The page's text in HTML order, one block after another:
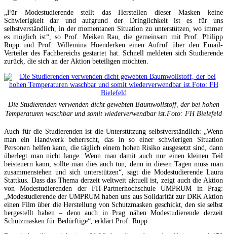
„Für Modestudierende stellt das Herstellen dieser Masken keine
Schwierigkeit dar und aufgrund der Dringlichkeit ist es für uns
selbstverständlich, in der momentanen Situation zu unterstützen, wo immer
es möglich ist“, so Prof. Meiken Rau, die gemeinsam mit Prof. Philipp
Rupp und Prof. Willemina Hoenderken einen Aufruf über den Email-
Verteiler des Fachbereichs gestartet hat. Schnell meldeten sich Studierende
zurück, die sich an der Aktion beteiligen möchten.
Die Studierenden verwenden dicht gewebten Baumwollstoff, der bei hohen
Temperaturen waschbar und somit wiederverwendbar ist.Foto: FH Bielefeld
Auch für die Studierenden ist die Unterstützung selbstverständlich: „Wenn
man ein Handwerk beherrscht, das in so einer schwierigen Situation
Personen helfen kann, die täglich einem hohen Risiko ausgesetzt sind, dann
überlegt man nicht lange. Wenn man damit auch nur einen kleinen Teil
beisteuern kann, sollte man dies auch tun, denn in diesen Tagen muss man
zusammenstehen und sich unterstützen“, sagt die Modestudierende Laura
Stattkus. Dass das Thema derzeit weltweit aktuell ist, zeigt auch die Aktion
von Modestudierenden der FH-Partnerhochschule UMPRUM in Prag:
„Modestudierende der UMPRUM haben uns aus Solidarität zur DRK Aktion
einen Film über die Herstellung von Schutzmasken geschickt, den sie selbst
hergestellt haben – denn auch in Prag nähen Modestudierende derzeit
Schutzmasken für Bedürftige“, erklärt Prof. Rupp.